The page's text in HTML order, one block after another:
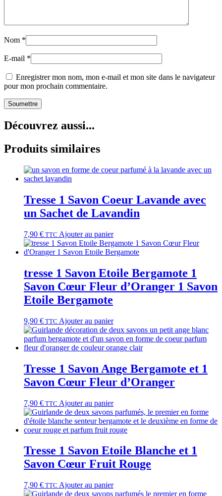
Nom *
E-mail *
Enregistrer mon nom, mon e-mail et mon site dans le navigateur
pour mon prochain commentaire.
Découvrez aussi...
Produits similaires
Tresse 1 Savon Coeur Lavande avec
un Sachet de Lavandin
7,90 € TTC Ajouter au panier
tresse 1 Savon Etoile Bergamote 1
Savon Cœur Fleur d’Oranger 1 Savon
Etoile Bergamote
9,90 € TTC Ajouter au panier
Tresse 1 Savon Ange Bergamote et 1
Savon Cœur Fleur d’Oranger
7,90 € TTC Ajouter au panier
Tresse 1 Savon Etoile Blanche et 1
Savon Cœur Fruit Rouge
7,90 € TTC Ajouter au panier